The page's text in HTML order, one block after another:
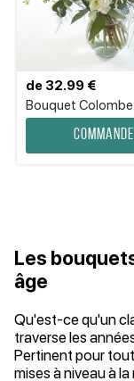
Bouquet Colombe
de 32.99 €
Les
âge
Qu'est-ce qu'un
traverse les
Pertinent pour
mises à niveau à